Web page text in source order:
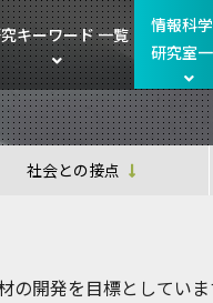
情報科
研究室
キーワード 一覧
社会との接点
の開発を目標としてい